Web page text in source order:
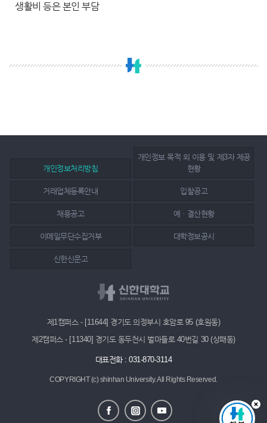
생활비 등은 본인 부담
개인정보처리방침
개인정보 목적 외 이용 및 제3자 제공
현황
거래업체등록안내 입찰공고
채용공고 예ㆍ결산현황
이메일무단수집거부 대학정보공시
신한신문고
제1캠퍼스 - [11644] 경기도 의정부시 호암로 95 (호원동)
제2캠퍼스 - [11340] 경기도 동두천시 벌마들로 40번길 30 (상패동)
대표전화 : 031-870-3114
COPYRIGHT (c) shinhan University.All Rights Reserved.